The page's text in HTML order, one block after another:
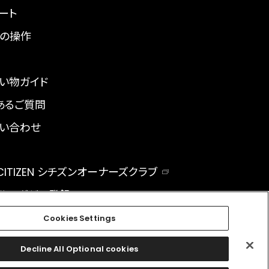
ト
操作
物ガイド
るご質問
合わせ
シチズンオーナーズクラブ
マガジン登録
facebookinstagramtwitter
Cookies Settings
Decline All Optional cookies